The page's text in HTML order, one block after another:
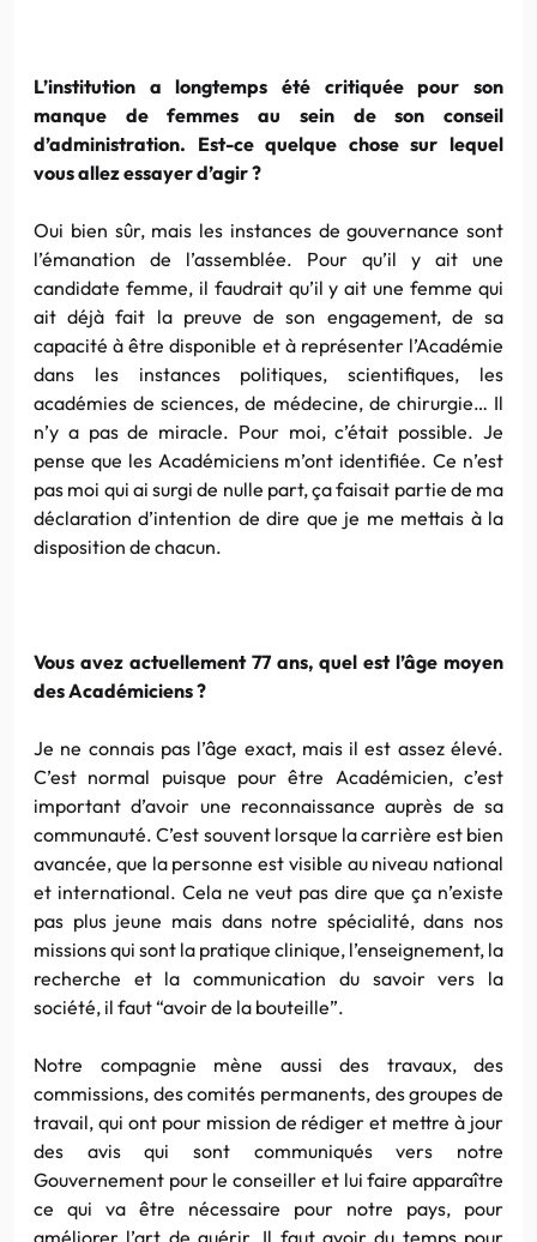
L’institution a longtemps été critiquée pour son
manque de femmes au sein de son conseil
d’administration. Est-ce quelque chose sur lequel
vous allez essayer d’agir ?
Oui bien sûr, mais les instances de gouvernance sont
l’émanation de l’assemblée. Pour qu’il y ait une
candidate femme, il faudrait qu’il y ait une femme qui
ait déjà fait la preuve de son engagement, de sa
capacité à être disponible et à représenter l’Académie
dans les instances politiques, scientifiques, les
académies de sciences, de médecine, de chirurgie… Il
n’y a pas de miracle. Pour moi, c’était possible. Je
pense que les Académiciens m’ont identifiée. Ce n’est
pas moi qui ai surgi de nulle part, ça faisait partie de ma
déclaration d’intention de dire que je me mettais à la
disposition de chacun.
Vous avez actuellement 77 ans, quel est l’âge moyen
des Académiciens ?
Je ne connais pas l’âge exact, mais il est assez élevé.
C’est normal puisque pour être Académicien, c’est
important d’avoir une reconnaissance auprès de sa
communauté. C’est souvent lorsque la carrière est bien
avancée, que la personne est visible au niveau national
et international. Cela ne veut pas dire que ça n’existe
pas plus jeune mais dans notre spécialité, dans nos
missions qui sont la pratique clinique, l’enseignement, la
recherche et la communication du savoir vers la
société, il faut “avoir de la bouteille”.
Notre compagnie mène aussi des travaux, des
commissions, des comités permanents, des groupes de
travail, qui ont pour mission de rédiger et mettre à jour
des avis qui sont communiqués vers notre
Gouvernement pour le conseiller et lui faire apparaître
ce qui va être nécessaire pour notre pays, pour
améliorer l’art de guérir. Il faut avoir du temps pour